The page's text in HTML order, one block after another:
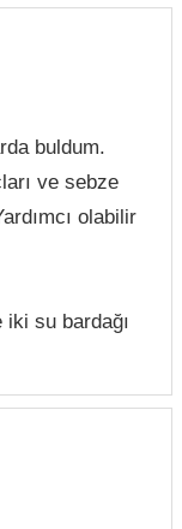
buldum.
ve sebze
olabilir
su bardağı